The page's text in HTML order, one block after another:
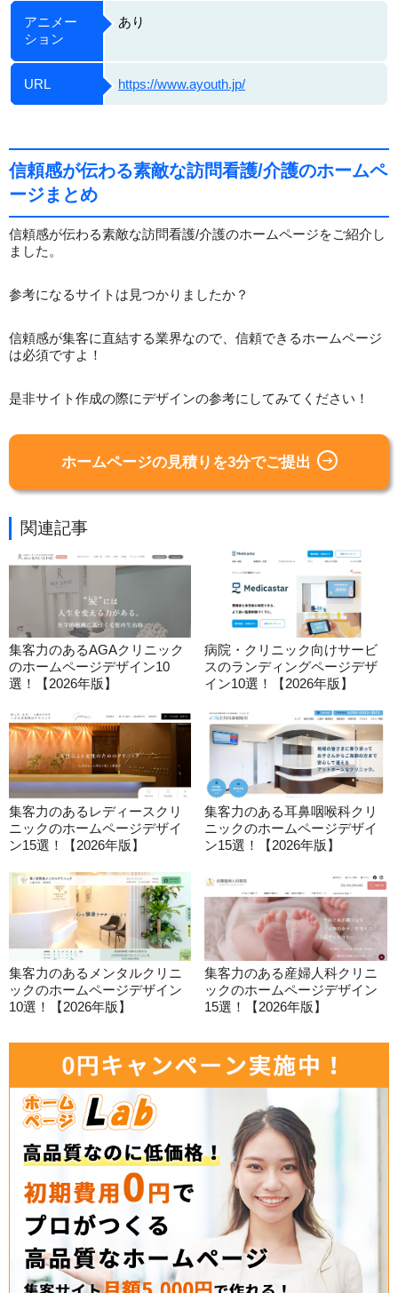
アニメー
ション
あり
URL https://www.ayouth.jp/
信頼感が伝わる素敵な訪問看護/介護のホームペ
ージまとめ
信頼感が伝わる素敵な訪問看護/介護のホームページをご紹介し
ました。
参考になるサイトは見つかりましたか？
信頼感が集客に直結する業界なので、信頼できるホームページ
は必須ですよ！
是非サイト作成の際にデザインの参考にしてみてください！
ホームページの見積りを3分でご提出
関連記事
集客力のあるAGAクリニック
のホームページデザイン10
選！【2026年版】
病院・クリニック向けサービ
スのランディングページデザ
イン10選！【2026年版】
集客力のあるレディースクリ
ニックのホームページデザイ
ン15選！【2026年版】
集客力のある耳鼻咽喉科クリ
ニックのホームページデザイ
ン15選！【2026年版】
集客力のあるメンタルクリニ
ックのホームページデザイン
10選！【2026年版】
集客力のある産婦人科クリニ
ックのホームページデザイン
15選！【2026年版】